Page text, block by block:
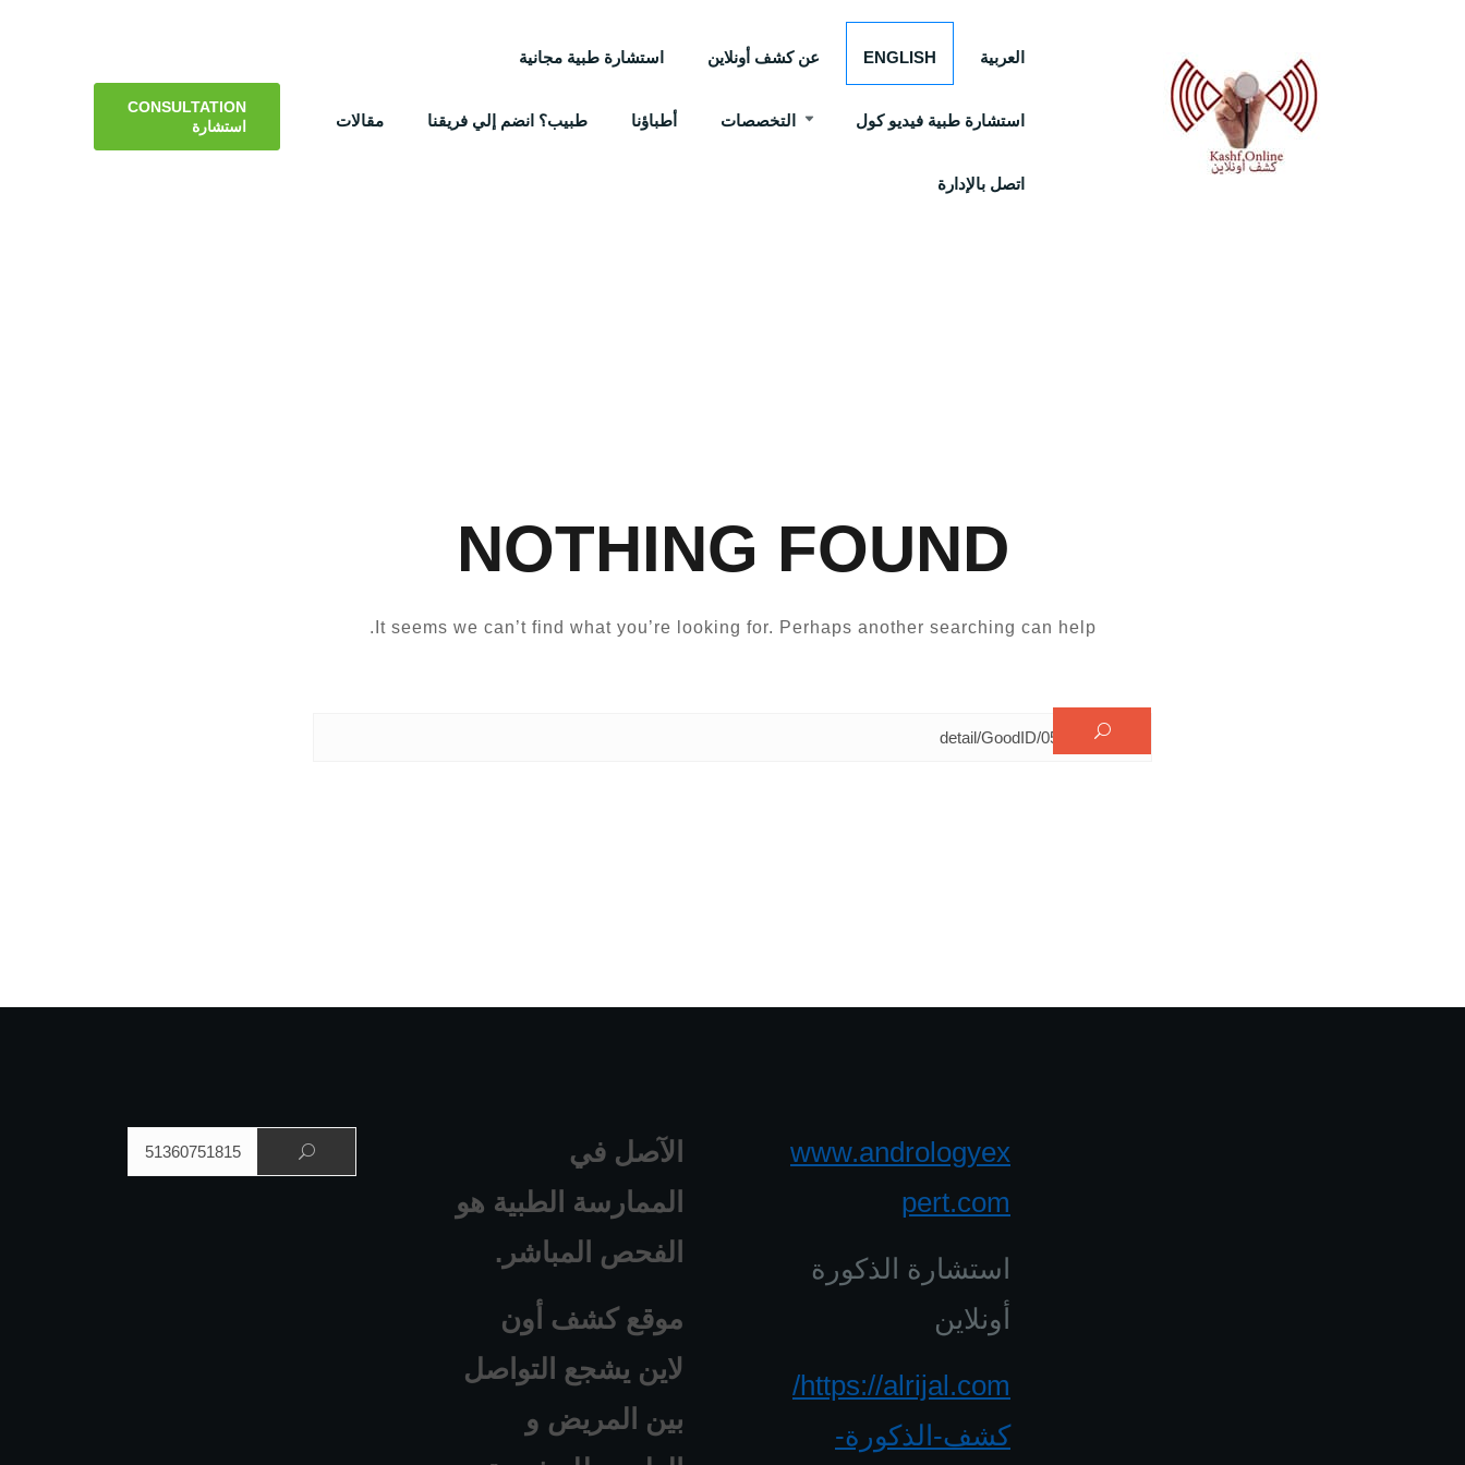
العربية ENGLISH عن كشف أونلاين استشارة طبية مجانية
استشارة طبية فيديو كول التخصصات أطباؤنا طبيب؟ انضم إلي فريقنا مقالات
اتصل بالإدارة
CONSULTATION
استشارة
NOTHING FOUND
It seems we can’t find what you’re looking for. Perhaps another searching can help.
الآصل في
الممارسة الطبية هو
الفحص المباشر.
موقع كشف أون
لاين يشجع التواصل
بين المريض و
www.andrologyex
pert.com
استشارة الذكورة
أونلاين
https://alrijal.com/
كشف-الذكورة-